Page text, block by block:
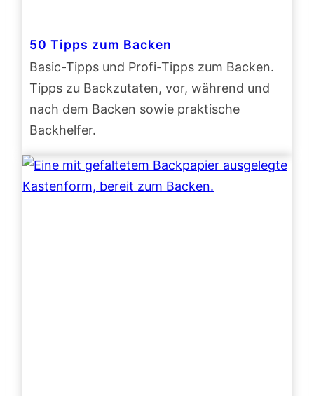
50 Tipps zum Backen
Basic-Tipps und Profi-Tipps zum Backen.
Tipps zu Backzutaten, vor, während und
nach dem Backen sowie praktische
Backhelfer.